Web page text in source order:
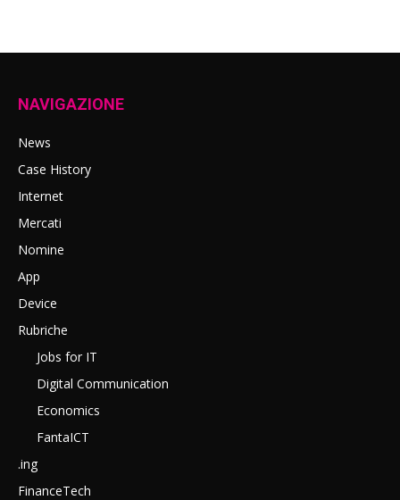
NAVIGAZIONE
News
Case History
Internet
Mercati
Nomine
App
Device
Rubriche
Jobs for IT
Digital Communication
Economics
FantaICT
.ing
FinanceTech